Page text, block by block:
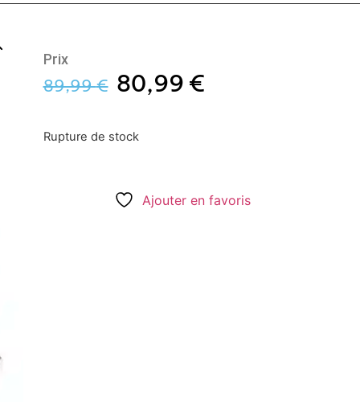
Prix
89,99€ 80,99 €
Rupture de stock
Ajouter en favoris